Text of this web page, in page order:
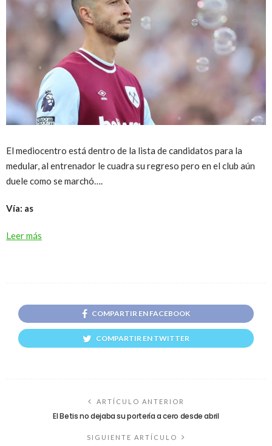
El mediocentro está dentro de la lista de candidatos para la
medular, al entrenador le cuadra su regreso pero en el club aún
duele como se marchó….
Vía: as
Leer más
COMPARTIR EN FACEBOOK
COMPARTIR EN TWITTER
ARTÍCULO ANTERIOR
El Betis no dejaba su portería a cero desde abril
SIGUIENTE ARTÍCULO